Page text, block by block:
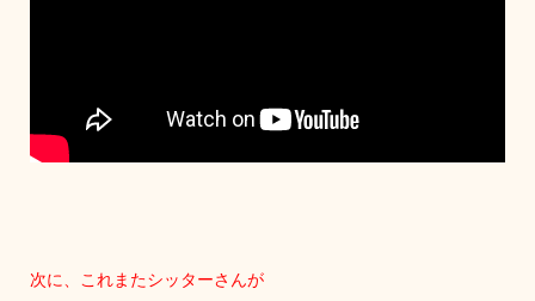
次に、これまたシッターさんが